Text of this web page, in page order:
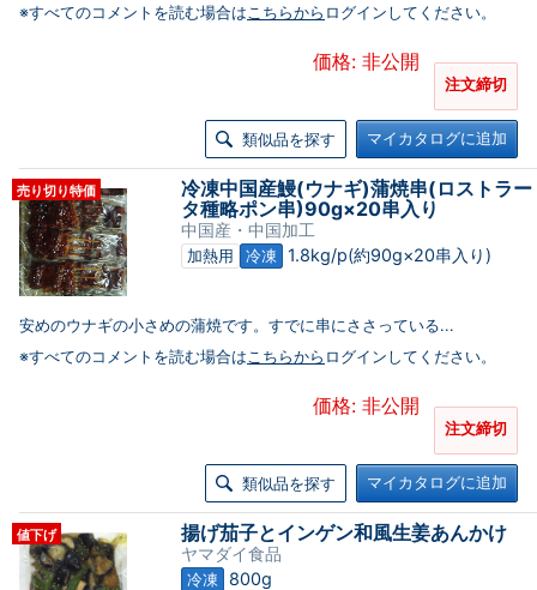
※すべてのコメントを読む場合はこちらから ログインしてください。
価格: 非公開
注文締切
類似品を探す マイカタログに追加
売り切り特価
冷凍中国産鰻(ウナギ)蒲焼串(ロストラー
タ種略ポン串)90g×20串入り
中国産・中国加工
加熱用 冷凍 1.8kg/p(約90g×20串入り)
安めのウナギの小さめの蒲焼です。すでに串にささっている...
※すべてのコメントを読む場合はこちらから ログインしてください。
価格: 非公開
注文締切
類似品を探す マイカタログに追加
値下げ 揚げ茄子とインゲン和風生姜あんかけ
ヤマダイ食品
冷凍 800g